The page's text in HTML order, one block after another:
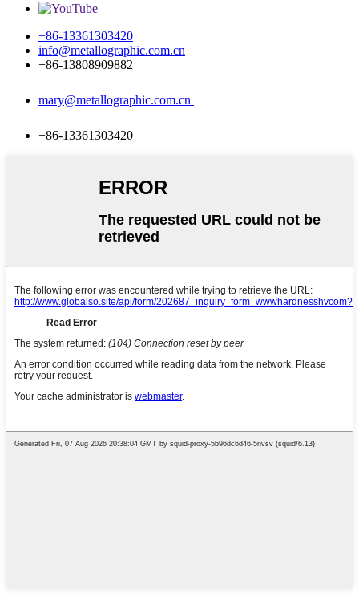
+86-13361303420
info@metallographic.com.cn
+86-13808909882
mary@metallographic.com.cn
+86-13361303420